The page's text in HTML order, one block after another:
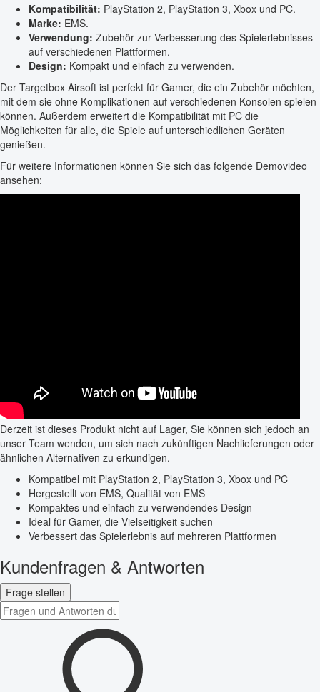
Kompatibilität: PlayStation 2, PlayStation 3, Xbox und PC.
Marke: EMS.
Verwendung: Zubehör zur Verbesserung des Spielerlebnisses
auf verschiedenen Plattformen.
Design: Kompakt und einfach zu verwenden.
Der Targetbox Airsoft ist perfekt für Gamer, die ein Zubehör möchten,
mit dem sie ohne Komplikationen auf verschiedenen Konsolen spielen
können. Außerdem erweitert die Kompatibilität mit PC die
Möglichkeiten für alle, die Spiele auf unterschiedlichen Geräten
genießen.
Für weitere Informationen können Sie sich das folgende Demovideo
ansehen:
Derzeit ist dieses Produkt nicht auf Lager, Sie können sich jedoch an
unser Team wenden, um sich nach zukünftigen Nachlieferungen oder
ähnlichen Alternativen zu erkundigen.
Kompatibel mit PlayStation 2, PlayStation 3, Xbox und PC
Hergestellt von EMS, Qualität von EMS
Kompaktes und einfach zu verwendendes Design
Ideal für Gamer, die Vielseitigkeit suchen
Verbessert das Spielerlebnis auf mehreren Plattformen
Kundenfragen & Antworten
Frage stellen